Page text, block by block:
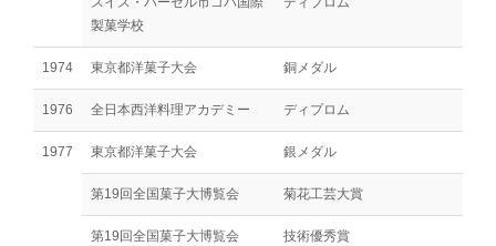
製菓学校
1974 東京都洋菓子大会 銅メダル
1976 全日本西洋料理アカデミー ディプロム
1977 東京都洋菓子大会 銀メダル
第19回全国菓子大博覧会 菊花工芸大賞
第19回全国菓子大博覧会 技術優秀賞